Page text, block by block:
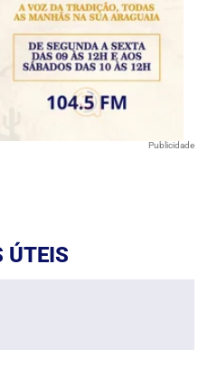
Publicidade
ÚTEIS